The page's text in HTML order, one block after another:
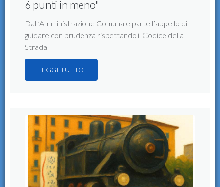
6 punti in meno"
Dall’Amministrazione Comunale parte l’appello di
guidare con prudenza rispettando il Codice della
Strada
LEGGI TUTTO